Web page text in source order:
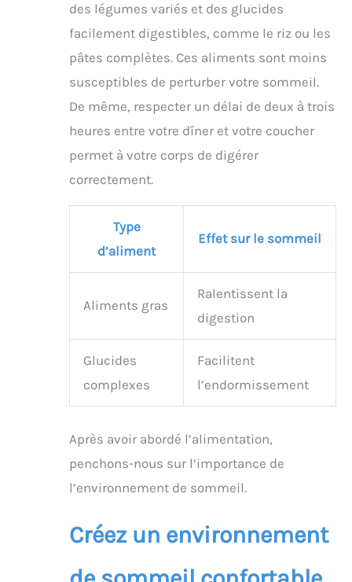
des légumes variés et des glucides
facilement digestibles, comme le riz ou les
pâtes complètes. Ces aliments sont moins
susceptibles de perturber votre sommeil.
De même, respecter un délai de deux à trois
heures entre votre dîner et votre coucher
permet à votre corps de digérer
correctement.
Type
d’aliment
Effet sur le sommeil
Aliments gras
Ralentissent la
digestion
Glucides
complexes
Facilitent
l’endormissement
Après avoir abordé l’alimentation,
penchons-nous sur l’importance de
l’environnement de sommeil.
Créez un environnement